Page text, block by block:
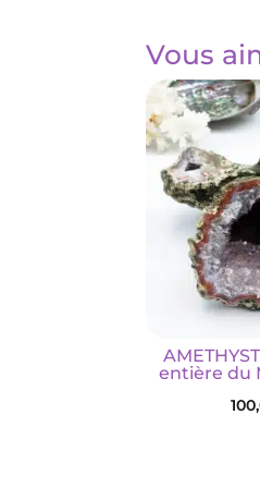
Vous
entière du